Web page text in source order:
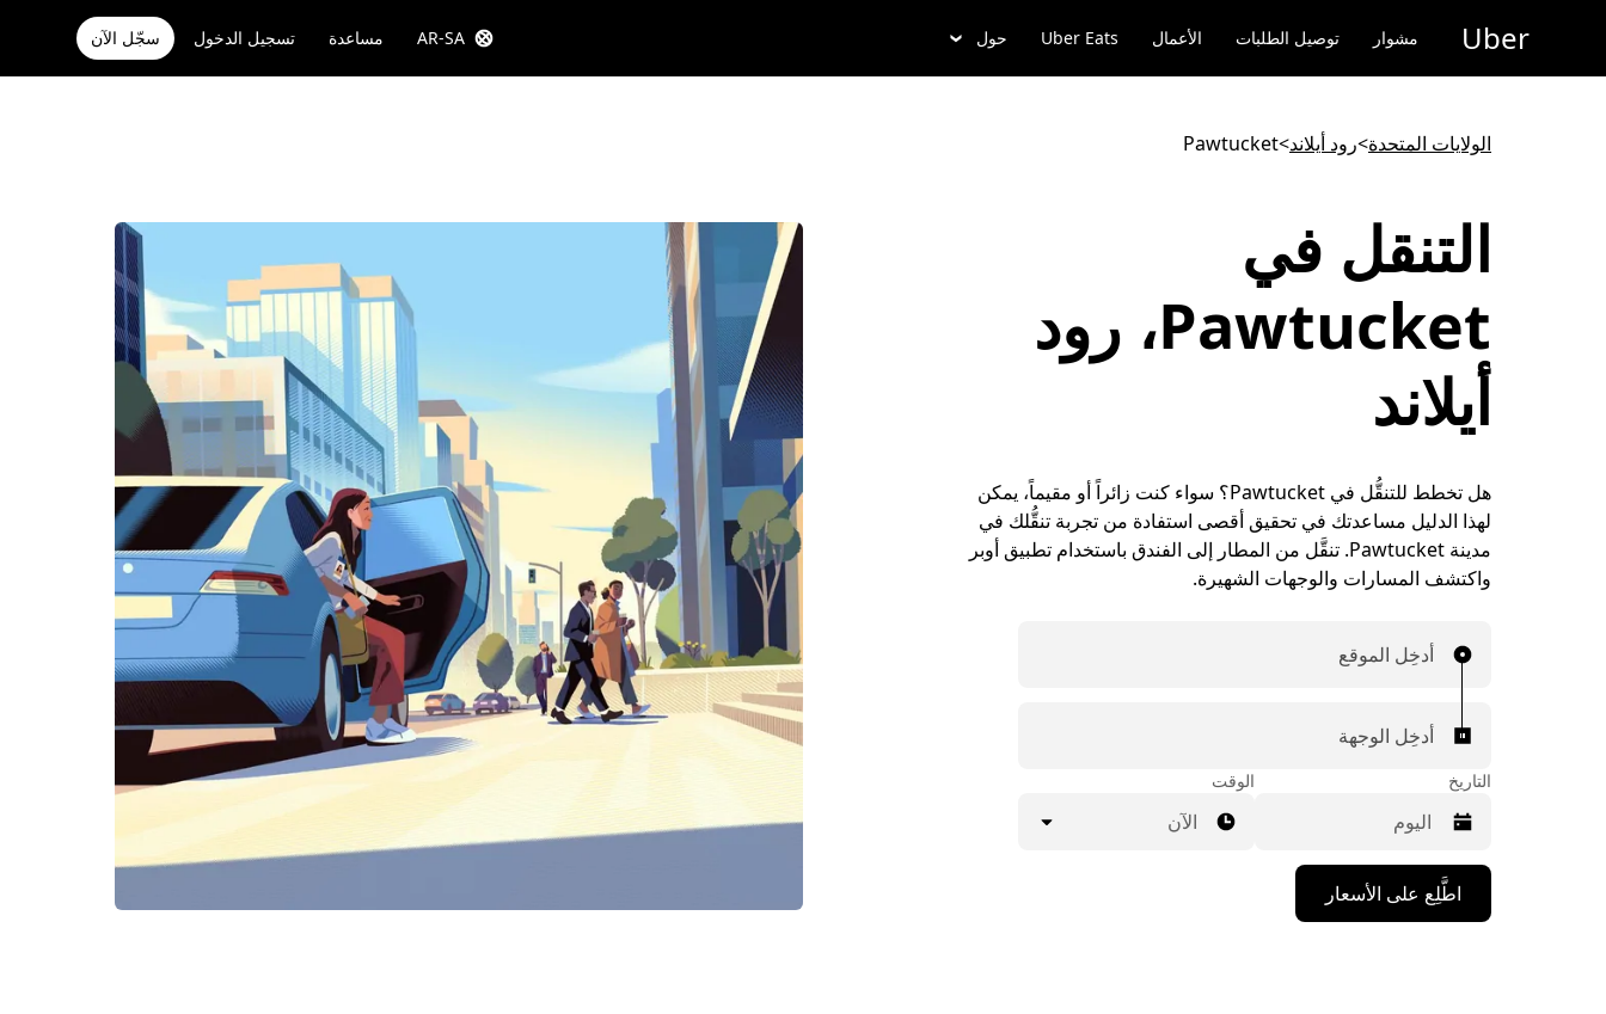
المحتوى
Uber مشوار توصيل الطلبات الأعمال Uber Eats حول AR-SA مساعدة تسجيل الدخول سجّل الآن
الولايات المتحدة>رود أيلاند>
Pawtucket
التنقل في
Pawtucket، رود
أيلاند
هل تخطط للتنقُّل في Pawtucket؟ سواء كنت زائراً أو مقيماً، يمكن
لهذا الدليل مساعدتك في تحقيق أقصى استفادة من تجربة تنقُّلك في
مدينة Pawtucket. تنقَّل من المطار إلى الفندق باستخدام تطبيق أوبر
واكتشف المسارات والوجهات الشهيرة.
أدخِل الموقع
أدخِل الوجهة
التاريخ
اضغط
على
مفتاح
الوقت
الآن
اطَّلِع على الأسعار